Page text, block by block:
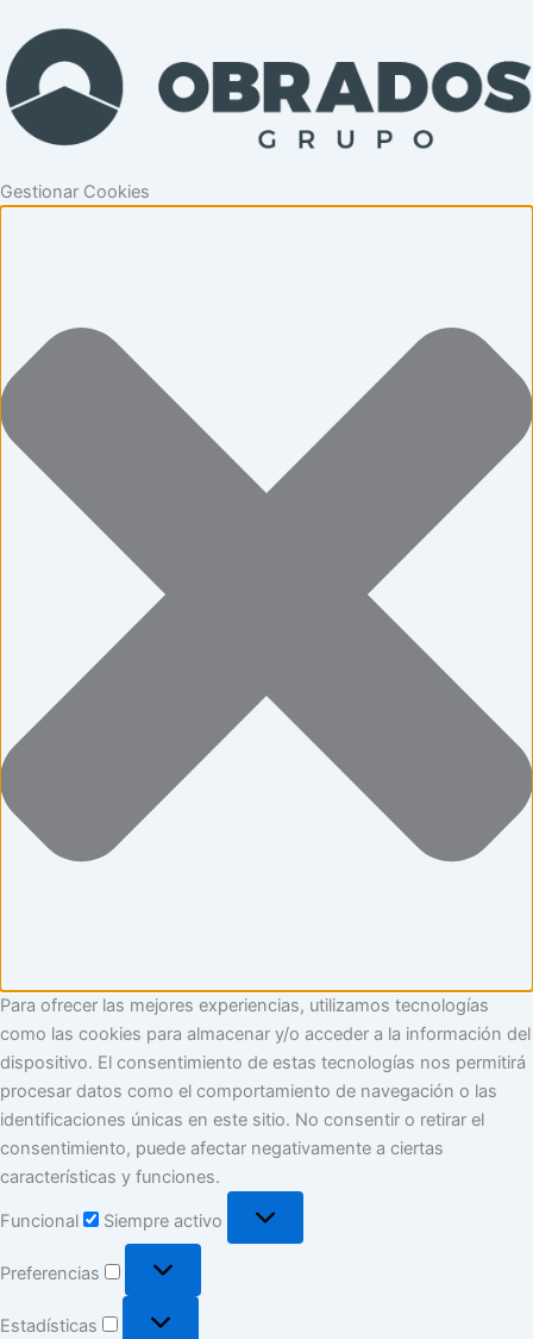
Gestionar Cookies
Para ofrecer las mejores experiencias, utilizamos tecnologías
como las cookies para almacenar y/o acceder a la información del
dispositivo. El consentimiento de estas tecnologías nos permitirá
procesar datos como el comportamiento de navegación o las
identificaciones únicas en este sitio. No consentir o retirar el
consentimiento, puede afectar negativamente a ciertas
características y funciones.
Funcional Siempre activo
Preferencias
Preferencias
Estadísticas
Estadísticas